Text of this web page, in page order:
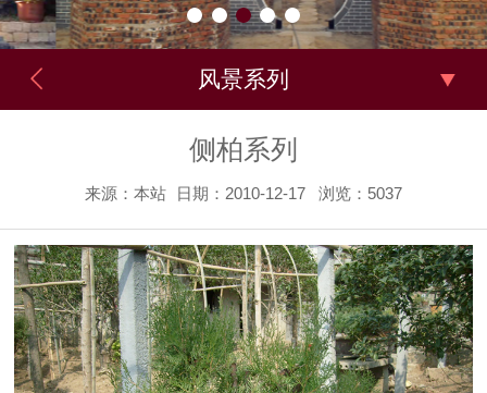
风景系列
侧柏系列
来源：本站 日期：2010-12-17 浏览：5037